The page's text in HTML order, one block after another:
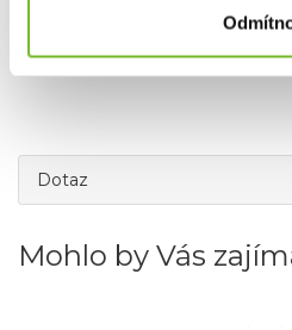
Dotaz
Mohlo by Vás